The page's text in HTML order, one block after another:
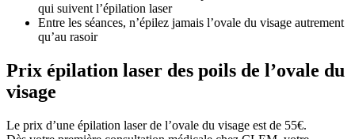
qui suivent l’épilation laser
Entre les séances, n’épilez jamais l’ovale du visage autrement
qu’au rasoir
Prix épilation laser des poils de l’ovale du
visage
Le prix d’une épilation laser de l’ovale du visage est de 55€.